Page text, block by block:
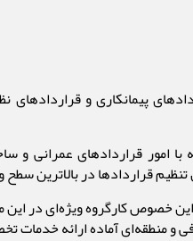
پیمانکاری و
امور قراردادهای عمرانی و
قراردادها در بالاترین سطح
خصوص کارگروه ویژه‌ای در
و منطقه‌ای آماده ارائه